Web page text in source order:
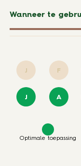
Wanneer te
J F
J A
Optimale toepassing